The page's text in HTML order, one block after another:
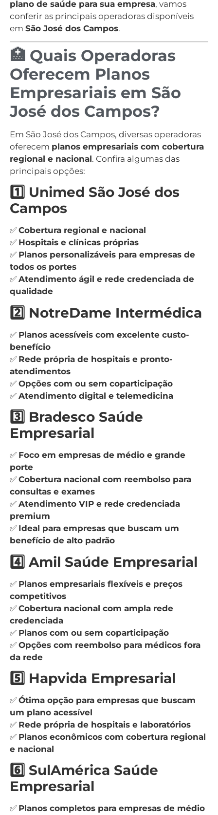
plano de saúde para sua empresa, vamos
conferir as principais operadoras disponíveis
em São José dos Campos.
🏥 Quais Operadoras
Oferecem Planos
Empresariais em São
José dos Campos?
Em São José dos Campos, diversas operadoras
oferecem planos empresariais com cobertura
regional e nacional. Confira algumas das
principais opções:
1️⃣ Unimed São José dos
Campos
✅ Cobertura regional e nacional
✅ Hospitais e clínicas próprias
✅ Planos personalizáveis para empresas de
todos os portes
✅ Atendimento ágil e rede credenciada de
qualidade
2️⃣ NotreDame Intermédica
✅ Planos acessíveis com excelente custo-
benefício
✅ Rede própria de hospitais e pronto-
atendimentos
✅ Opções com ou sem coparticipação
✅ Atendimento digital e telemedicina
3️⃣ Bradesco Saúde
Empresarial
✅ Foco em empresas de médio e grande
porte
✅ Cobertura nacional com reembolso para
consultas e exames
✅ Atendimento VIP e rede credenciada
premium
✅ Ideal para empresas que buscam um
benefício de alto padrão
4️⃣ Amil Saúde Empresarial
✅ Planos empresariais flexíveis e preços
competitivos
✅ Cobertura nacional com ampla rede
credenciada
✅ Planos com ou sem coparticipação
✅ Opções com reembolso para médicos fora
da rede
5️⃣ Hapvida Empresarial
✅ Ótima opção para empresas que buscam
um plano acessível
✅ Rede própria de hospitais e laboratórios
✅ Planos econômicos com cobertura regional
e nacional
6️⃣ SulAmérica Saúde
Empresarial
✅ Planos completos para empresas de médio